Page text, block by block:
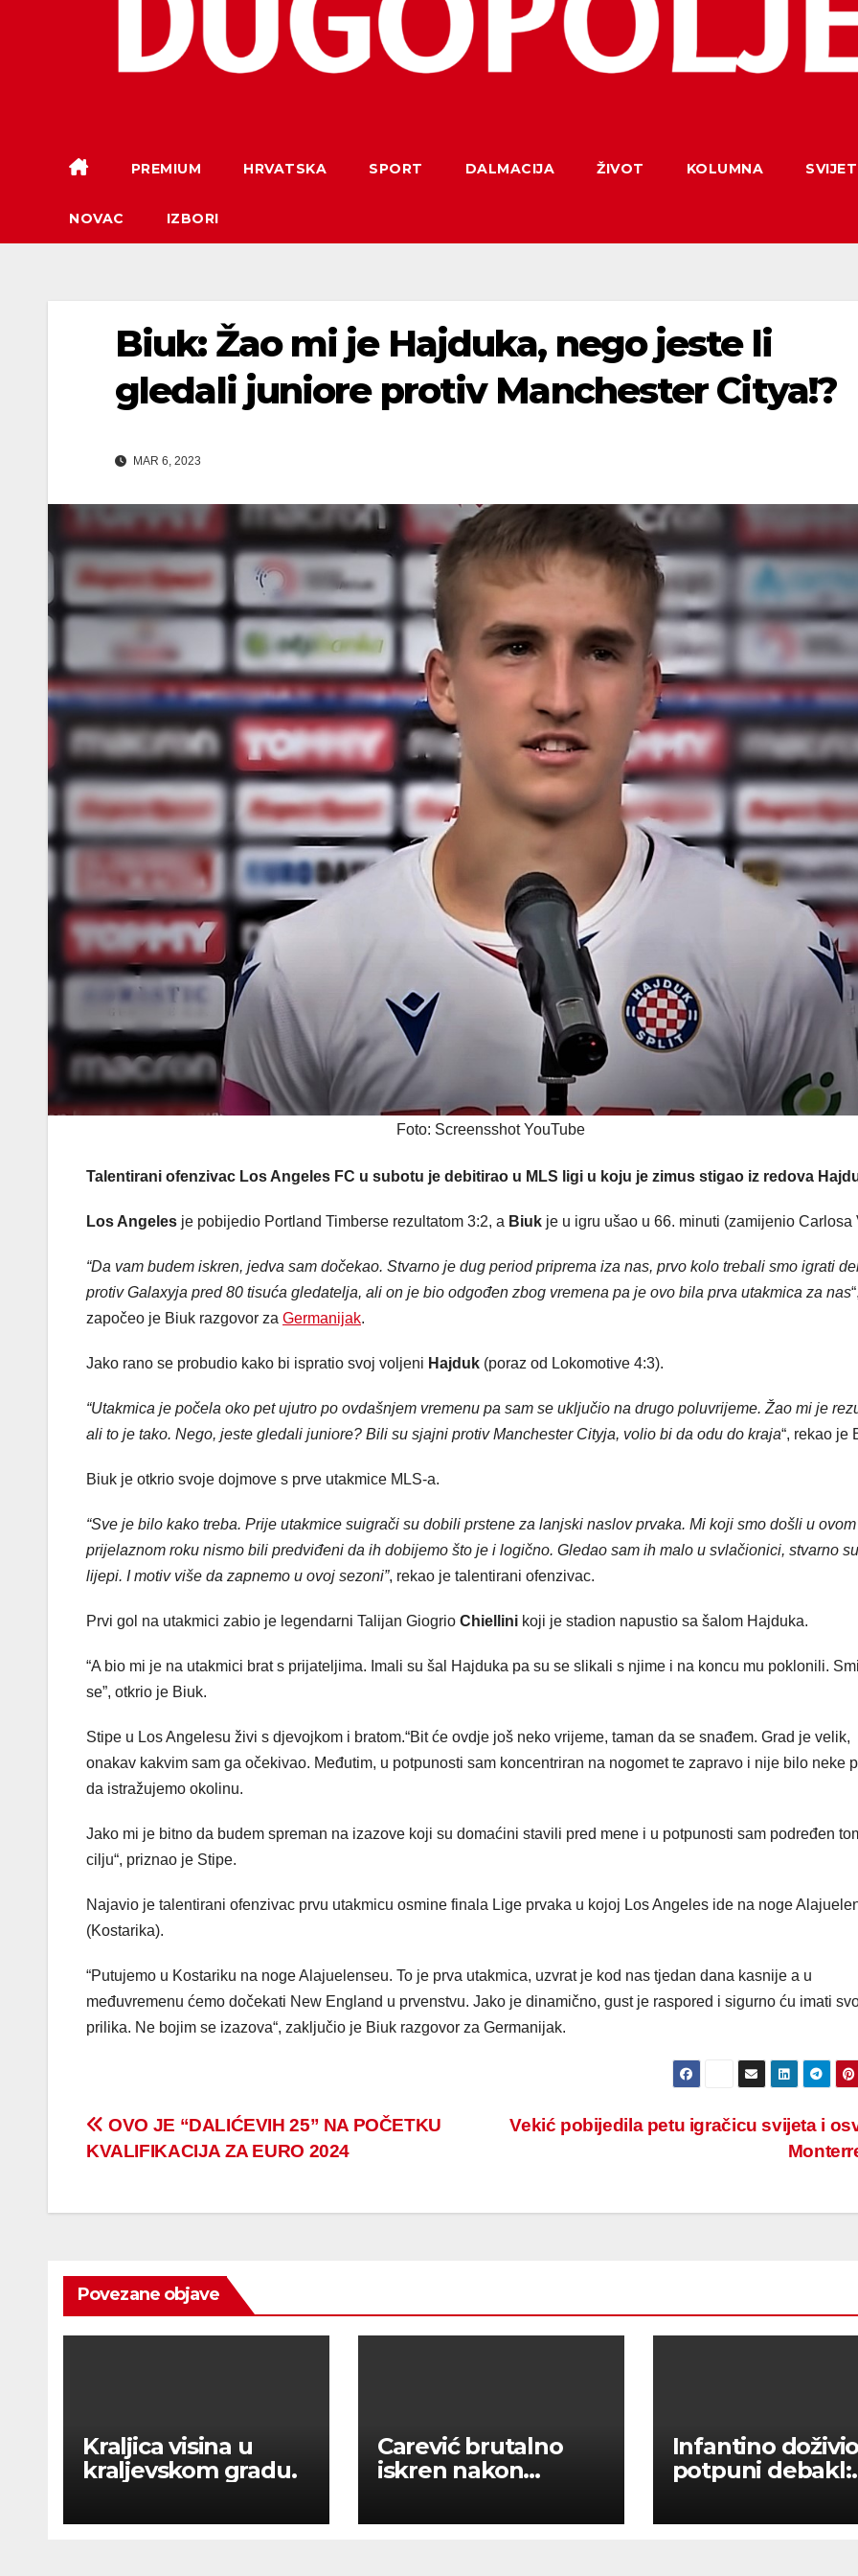
PREMIUM HRVATSKA SPORT DALMACIJA ŽIVOT KOLUMNA SVIJET
NOVAC IZBORI
Biuk: Žao mi je Hajduka, nego jeste li
gledali juniore protiv Manchester Citya!?
MAR 6, 2023
Foto: Screensshot YouTube
Talentirani ofenzivac Los Angeles FC u subotu je debitirao u MLS ligi u koju je zimus stigao iz redova
Los Angeles je pobijedio Portland Timberse rezultatom 3:2, a Biuk je u igru ušao u 66. minuti (zamijenio Carlosa
“Da vam budem iskren, jedva sam dočekao. Stvarno je dug period priprema iza nas, prvo kolo trebali smo igrati
protiv Galaxyja pred 80 tisuća gledatelja, ali on je bio odgođen zbog vremena pa je ovo bila prva utakmica za nas“,
započeo je Biuk razgovor za Germanijak.
Jako rano se probudio kako bi ispratio svoj voljeni Hajduk (poraz od Lokomotive 4:3).
“Utakmica je počela oko pet ujutro po ovdašnjem vremenu pa sam se uključio na drugo poluvrijeme. Žao mi je
ali to je tako. Nego, jeste gledali juniore? Bili su sjajni protiv Manchester Cityja, volio bi da odu do kraja“, rekao je
Biuk je otkrio svoje dojmove s prve utakmice MLS-a.
“Sve je bilo kako treba. Prije utakmice suigrači su dobili prstene za lanjski naslov prvaka. Mi koji smo došli u ovom
prijelaznom roku nismo bili predviđeni da ih dobijemo što je i logično. Gledao sam ih malo u svlačionici, stvarno su
lijepi. I motiv više da zapnemo u ovoj sezoni”, rekao je talentirani ofenzivac.
Prvi gol na utakmici zabio je legendarni Talijan Giogrio Chiellini koji je stadion napustio sa šalom Hajduka.
“A bio mi je na utakmici brat s prijateljima. Imali su šal Hajduka pa su se slikali s njime i na koncu mu poklonili.
se”, otkrio je Biuk.
Stipe u Los Angelesu živi s djevojkom i bratom.“Bit će ovdje još neko vrijeme, taman da se snađem. Grad je velik,
onakav kakvim sam ga očekivao. Međutim, u potpunosti sam koncentriran na nogomet te zapravo i nije bilo neke
da istražujemo okolinu.
Jako mi je bitno da budem spreman na izazove koji su domaćini stavili pred mene i u potpunosti sam podređen
cilju“, priznao je Stipe.
Najavio je talentirani ofenzivac prvu utakmicu osmine finala Lige prvaka u kojoj Los Angeles ide na noge
(Kostarika).
“Putujemo u Kostariku na noge Alajuelenseu. To je prva utakmica, uzvrat je kod nas tjedan dana kasnije a u
međuvremenu ćemo dočekati New England u prvenstvu. Jako je dinamično, gust je raspored i sigurno ću imati
prilika. Ne bojim se izazova“, zaključio je Biuk razgovor za Germanijak.
Post
Vekić pobijedila petu igračicu svijeta i
OVO JE “DALIĆEVIH 25” NA POČETKU
KVALIFIKACIJA ZA EURO 2024
Povezane objave
Kraljica visina u
kraljevskom gradu.
Carević brutalno
iskren nakon
kvalitetni u tome’
Infantino doživio
potpuni debakl:
upalili – nema